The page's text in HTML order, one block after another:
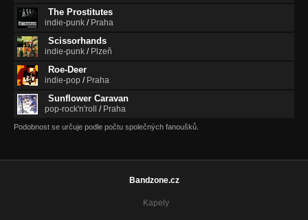
The Prostitutes
indie-punk / Praha
Scissorhands
indie-punk / Plzeň
Roe-Deer
indie-pop / Praha
Sunflower Caravan
pop-rock'n'roll / Praha
Podobnost se určuje podle počtu společných fanoušků.
Bandzone.cz
Kapely